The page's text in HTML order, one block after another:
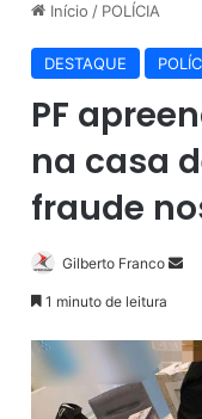
Início / POLÍCIA
DESTAQUE
PF
na casa
fraude
Gilberto Franco
d
e
1 minuto de leitura